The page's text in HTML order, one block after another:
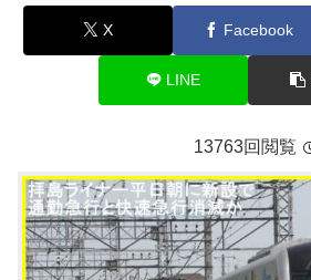
X Facebook
LINE
13763回閲覧